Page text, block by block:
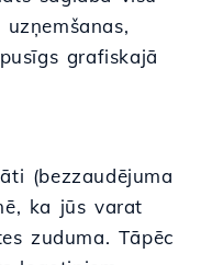
grafiskajā
(bezzaudējuma
ka jūs varat
zuduma. Tāpēc